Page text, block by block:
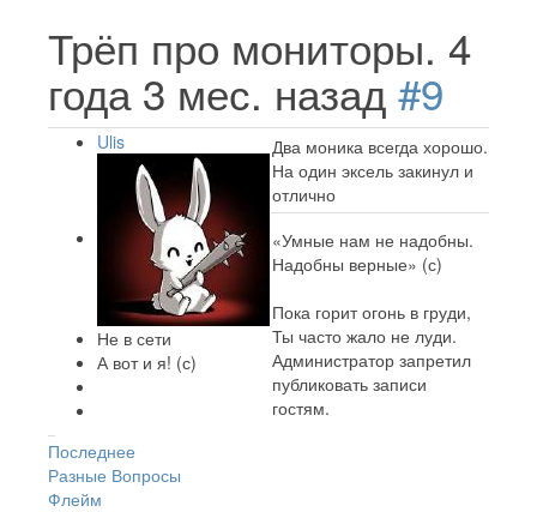
Трёп про мониторы. 4
года 3 мес. назад #9
Ulis
Не в сети
А вот и я! (с)
Два моника всегда хорошо.
На один эксель закинул и
отлично
«Умные нам не надобны.
Надобны верные» (с)
Пока горит огонь в груди,
Ты часто жало не луди.
Администратор запретил
публиковать записи
гостям.
Последнее
Разные Вопросы
Флейм